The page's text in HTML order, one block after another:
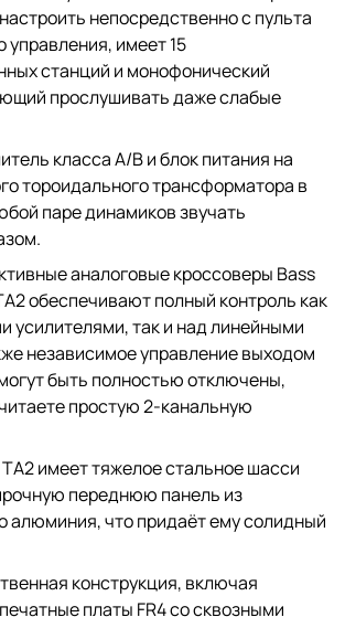
непосредственно с пульта
управления, имеет 15
станций и монофонический
прослушивать даже слабые
класса A/B и блок питания на
тороидального трансформатора в
паре динамиков звучать
аналоговые кроссоверы Bass
обеспечивают полный контроль как
усилителями, так и над линейными
независимое управление выходом
быть полностью отключены,
простую 2-канальную
имеет тяжелое стальное шасси
переднюю панель из
алюминия, что придаёт ему солидный
конструкция, включая
платы FR4 со сквозными